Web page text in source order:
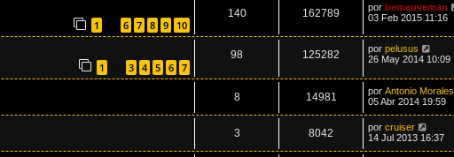
1 6 7 8 9 10
140 162789 por bemeuveman
03 Feb 2015 11:16
1 3 4 5 6 7
98 125282 por pelusus
26 May 2014 10:09
8 14981 por Antonio Morales
05 Abr 2014 19:59
3 8042 por cruiser
14 Jul 2013 16:37